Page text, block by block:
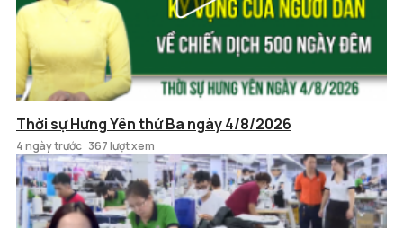
Thời sự Hưng Yên thứ Ba ngày 4/8/2026
4 ngày trước 367 lượt xem